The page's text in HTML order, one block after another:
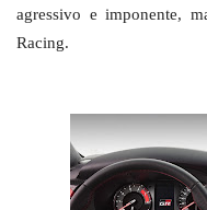
agressivo e imponente,
Racing.